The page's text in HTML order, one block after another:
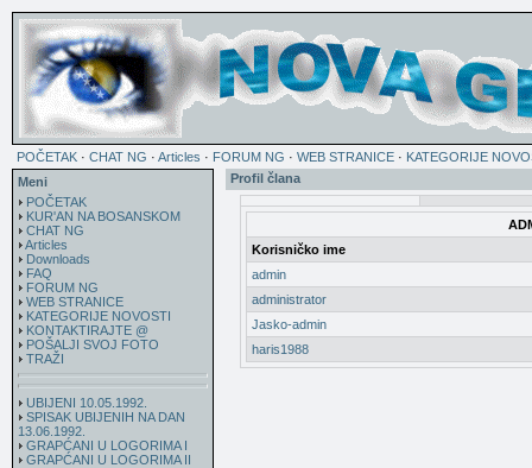
POČETAK · CHAT NG · Articles · FORUM NG · WEB STRANICE · KATEGORIJE
Meni
POČETAK
KUR'AN NA BOSANSKOM
CHAT NG
Articles
Downloads
FAQ
FORUM NG
WEB STRANICE
KATEGORIJE NOVOSTI
KONTAKTIRAJTE @
POŠALJI SVOJ FOTO
TRAŽI
UBIJENI 10.05.1992.
SPISAK UBIJENIH NA DAN
13.06.1992.
GRAPĆANI U LOGORIMA I
GRAPĆANI U LOGORIMA II
Profil člana
Korisničko ime
admin
administrator
Jasko-admin
haris1988